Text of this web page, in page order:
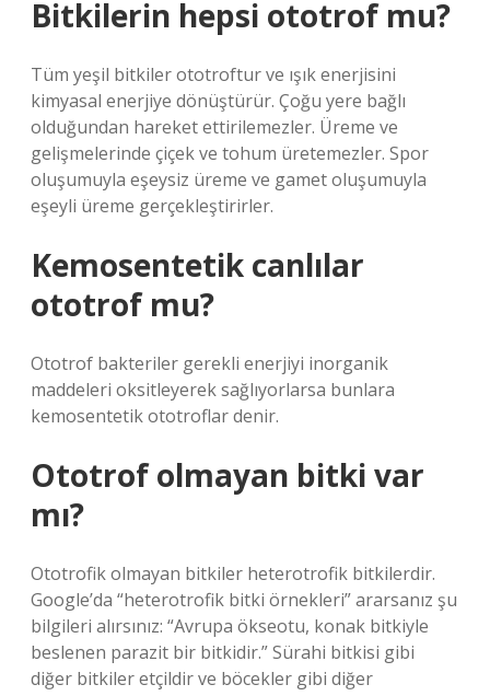
Bitkilerin hepsi ototrof mu?
Tüm yeşil bitkiler ototroftur ve ışık enerjisini
kimyasal enerjiye dönüştürür. Çoğu yere bağlı
olduğundan hareket ettirilemezler. Üreme ve
gelişmelerinde çiçek ve tohum üretemezler. Spor
oluşumuyla eşeysiz üreme ve gamet oluşumuyla
eşeyli üreme gerçekleştirirler.
Kemosentetik canlılar
ototrof mu?
Ototrof bakteriler gerekli enerjiyi inorganik
maddeleri oksitleyerek sağlıyorlarsa bunlara
kemosentetik ototroflar denir.
Ototrof olmayan bitki var
mı?
Ototrofik olmayan bitkiler heterotrofik bitkilerdir.
Google’da “heterotrofik bitki örnekleri” ararsanız şu
bilgileri alırsınız: “Avrupa ökseotu, konak bitkiyle
beslenen parazit bir bitkidir.” Sürahi bitkisi gibi
diğer bitkiler etçildir ve böcekler gibi diğer